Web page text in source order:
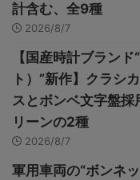
計含む、全9種
2026/8/7
【国産時計ブラン
ト）”新作】クラシ
スとボンベ文字盤採
リーンの2種
2026/8/7
軍用車両の“ボンネ